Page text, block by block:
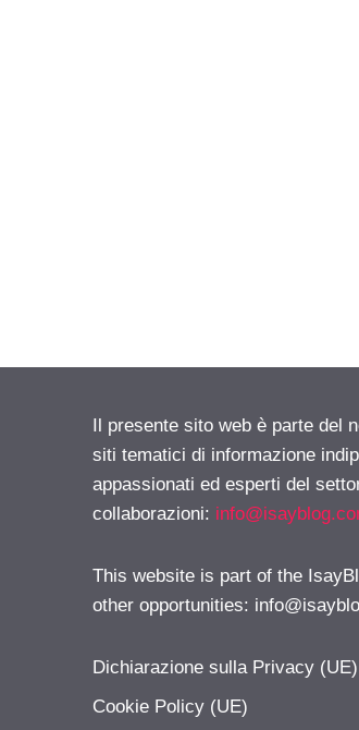
Il presente sito web è parte del
siti tematici di informazione
appassionati ed esperti del
collaborazioni:
This website is part of the
other opportunities:
Dichiarazione sulla Privacy (UE)
Cookie Policy (UE)